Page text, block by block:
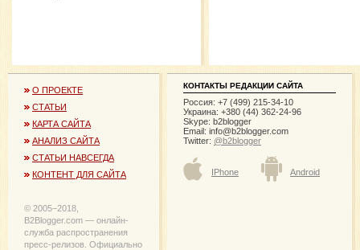
О ПРОЕКТЕ
СТАТЬИ
КАРТА САЙТА
АНАЛИЗ САЙТА
СТАТЬИ НАВСЕГДА
КОНТЕНТ ДЛЯ САЙТА
© 2005−2018,
B2Blogger.com — онлайн-
служба распространения
пресс-релизов. Официально
КОНТАКТЫ РЕДАКЦИИ САЙТА
Россия: +7 (499) 215-34-10
Украина: +380 (44) 362-24-96
Skype: b2blogger
Email: info@b2blogger.com
Twitter: @b2blogger
IPhone Android